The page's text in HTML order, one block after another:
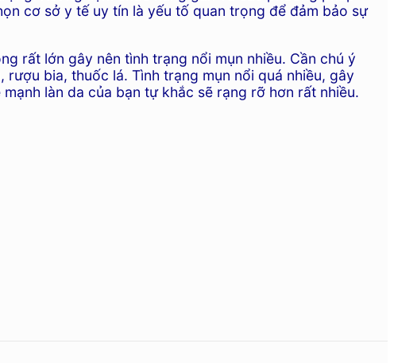
cơ sở y tế uy tín là yếu tố quan trọng để đảm bảo sự
rất lớn gây nên tình trạng nổi mụn nhiều. Cần chú ý
bia, thuốc lá. Tình trạng mụn nổi quá nhiều, gây
làn da của bạn tự khắc sẽ rạng rỡ hơn rất nhiều.